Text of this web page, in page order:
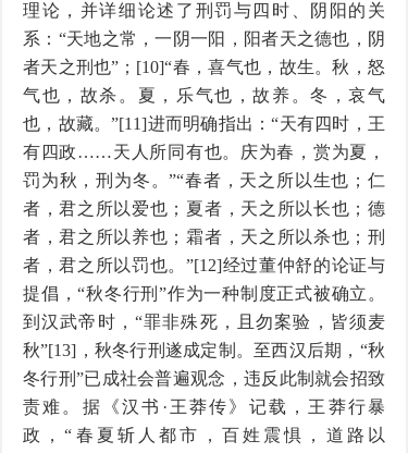
理论，并详细论述了刑罚与四时、阴阳的关
系：“天地之常，一阴一阳，阳者天之德也，阴
者天之刑也”；[10]“春，喜气也，故生。秋，怒
气也，故杀。夏，乐气也，故养。冬，哀气
也，故藏。”[11]进而明确指出：“天有四时，王
有四政……天人所同有也。庆为春，赏为夏，
罚为秋，刑为冬。”“春者，天之所以生也；仁
者，君之所以爱也；夏者，天之所以长也；德
者，君之所以养也；霜者，天之所以杀也；刑
者，君之所以罚也。”[12]经过董仲舒的论证与
提倡，“秋冬行刑”作为一种制度正式被确立。
到汉武帝时，“罪非殊死，且勿案验，皆须麦
秋”[13]，秋冬行刑遂成定制。至西汉后期，“秋
冬行刑”已成社会普遍观念，违反此制就会招致
责难。据《汉书·王莽传》记载，王莽行暴
政，“春夏斩人都市，百姓震惧，道路以